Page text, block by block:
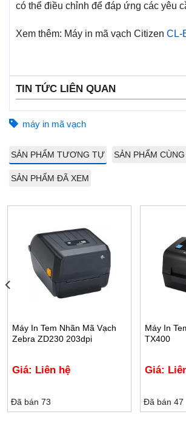
có thể điều chỉnh để đáp ứng các yêu
Xem thêm: Máy in mã vạch Citizen CL-
TIN TỨC LIÊN QUAN
máy in mã vạch
SẢN PHẨM TƯƠNG TỰ SẢN PHẨM
SẢN PHẨM ĐÃ XEM
Máy In Tem Nhãn Mã Vạch
Zebra ZD230 203dpi
Giá: Liên hệ
Đã bán 73
Máy In
TX400
Giá:
Đã bán 47